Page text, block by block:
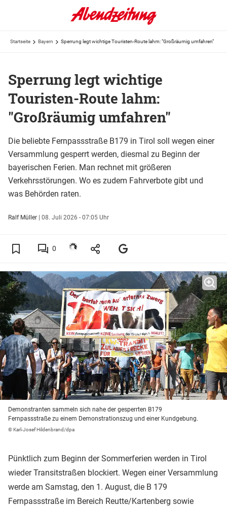
Startseite Bayern Sperrung legt wichtige Touristen-Route lahm: "Großräumig umfahren"
Sperrung legt wichtige
Touristen-Route lahm:
"Großräumig umfahren"
Die beliebte Fernpassstraße B179 in Tirol soll wegen einer
Versammlung gesperrt werden, diesmal zu Beginn der
bayerischen Ferien. Man rechnet mit größeren
Verkehrsstörungen. Wo es zudem Fahrverbote gibt und
was Behörden raten.
Ralf Müller | 08. Juli 2026 - 07:05 Uhr
0
Demonstranten sammeln sich nahe der gesperrten B179
Fernpassstraße zu einem Demonstrationszug und einer Kundgebung.
© Karl-Josef Hildenbrand/dpa
Pünktlich zum Beginn der Sommerferien werden in Tirol
wieder Transitstraßen blockiert. Wegen einer Versammlung
werde am Samstag, den 1. August, die B 179
Fernpassstraße im Bereich Reutte/Kartenberg sowie